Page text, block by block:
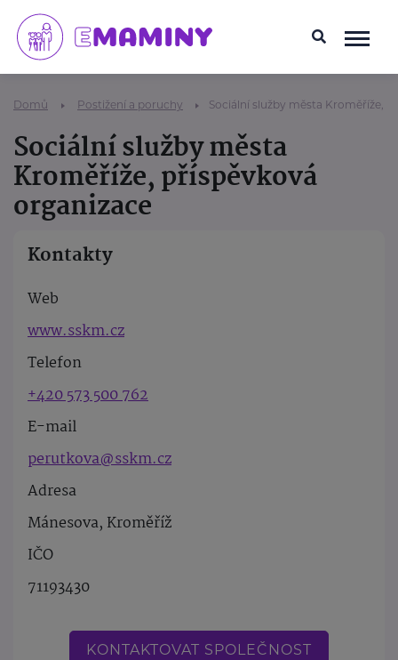
Domů Postižení a poruchy Sociální služby města Kroměříže,
Sociální služby města
Kroměříže, příspěvková
organizace
Kontakty
Web
www.sskm.cz
Telefon
+420 573 500 762
E-mail
perutkova@sskm.cz
Adresa
Mánesova, Kroměříž
IČO
71193430
KONTAKTOVAT SPOLEČNOST